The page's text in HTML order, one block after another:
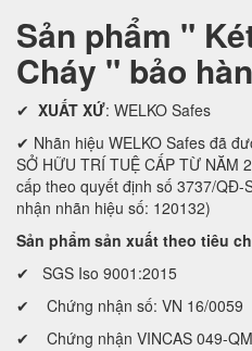
Sản phẩm "
Cháy " bảo
✔ XUẤT XỨ: WELKO Safes
✔ Nhãn hiệu WELKO Safes đã
SỞ HỮU TRÍ TUỆ CẤP TỪ NĂM
cấp theo quyết định số 3737/QĐ-
nhận nhãn hiệu số: 120132)
Sản phẩm sản xuất theo tiêu
✔ SGS Iso 9001:2015
✔ Chứng nhận số: VN 16/0059
✔ Chứng nhận VINCAS 049-